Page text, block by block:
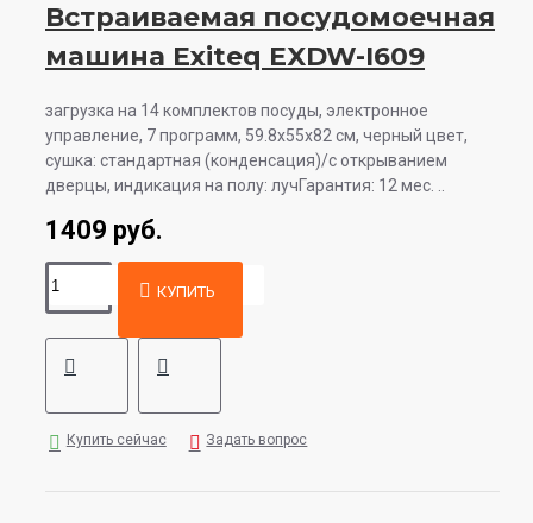
Встраиваемая посудомоечная
машина Exiteq EXDW-I609
загрузка на 14 комплектов посуды, электронное
управление, 7 программ, 59.8x55x82 см, черный цвет,
сушка: стандартная (конденсация)/с открыванием
дверцы, индикация на полу: лучГарантия: 12 мес. ..
1409 руб.
КУПИТЬ
Купить сейчас Задать вопрос